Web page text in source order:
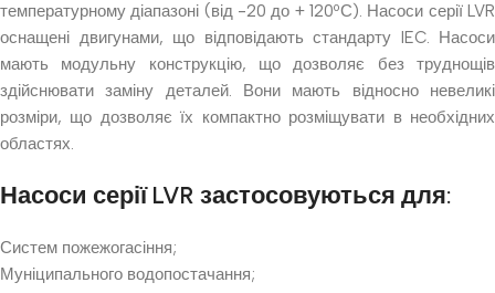
температурному діапазоні (від -20 до + 120ºС). Насоси серії LVR
оснащені двигунами, що відповідають стандарту IEC. Насоси
мають модульну конструкцію, що дозволяє без труднощів
здійснювати заміну деталей. Вони мають відносно невеликі
розміри, що дозволяє їх компактно розміщувати в необхідних
областях.
Насоси серії LVR застосовуються для:
Систем пожежогасіння;
Муніципального водопостачання;